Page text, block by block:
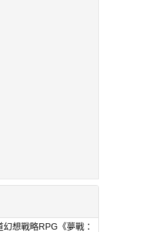
幻想戰略RPG《夢戰：